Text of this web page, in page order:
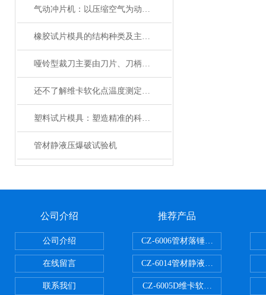
气动冲片机：以压缩空气为动力的便捷制样设备
橡胶试片模具的结构种类及主要用途
哑铃型裁刀主要由刀片、刀柄、定位装置和底座等部分组成
还不了解维卡软化点温度测定仪的看过来！
塑料试片模具：塑造精准的科研基石
管材静液压爆破试验机
公司介绍
公司介绍
在线留言
联系我们
推荐产品
CZ-6006管材落锤冲击试验机
CZ-6014管材静液压爆破试验机
CZ-6005D维卡软化点温度测定仪